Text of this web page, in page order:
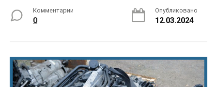
Комментарии
0
Опубликовано
12.03.2024